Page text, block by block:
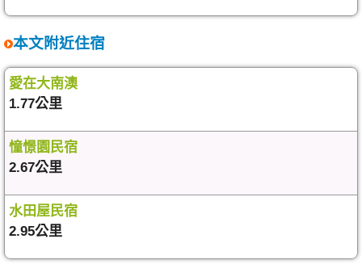
本文附近住宿
愛在大南澳
1.77公里
憧憬園民宿
2.67公里
水田屋民宿
2.95公里